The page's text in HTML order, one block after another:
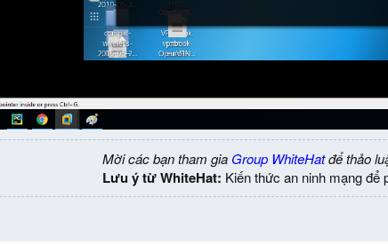
Mời các bạn tham gia Group WhiteHatđể thảo
Lưu ý từ WhiteHat: Kiến thức an ninh mạng để